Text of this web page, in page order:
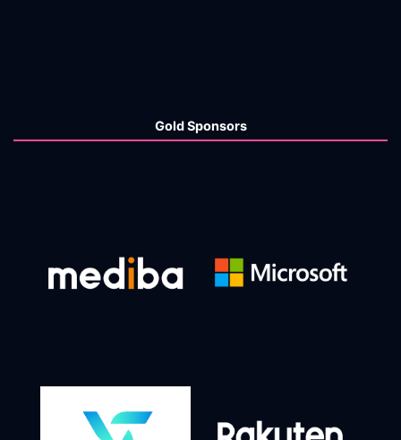
Gold Sponsors